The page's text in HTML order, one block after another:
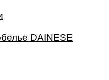
DAINESE